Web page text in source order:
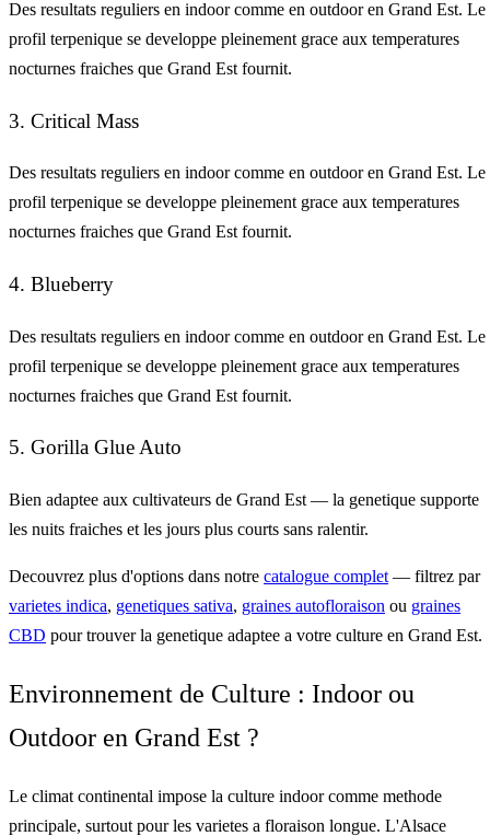
Des resultats reguliers en indoor comme en outdoor en Grand Est. Le
profil terpenique se developpe pleinement grace aux temperatures
nocturnes fraiches que Grand Est fournit.
3. Critical Mass
Des resultats reguliers en indoor comme en outdoor en Grand Est. Le
profil terpenique se developpe pleinement grace aux temperatures
nocturnes fraiches que Grand Est fournit.
4. Blueberry
Des resultats reguliers en indoor comme en outdoor en Grand Est. Le
profil terpenique se developpe pleinement grace aux temperatures
nocturnes fraiches que Grand Est fournit.
5. Gorilla Glue Auto
Bien adaptee aux cultivateurs de Grand Est — la genetique supporte
les nuits fraiches et les jours plus courts sans ralentir.
Decouvrez plus d'options dans notre catalogue complet — filtrez par
varietes indica, genetiques sativa, graines autofloraison ou graines
CBD pour trouver la genetique adaptee a votre culture en Grand Est.
Environnement de Culture : Indoor ou
Outdoor en Grand Est ?
Le climat continental impose la culture indoor comme methode
principale, surtout pour les varietes a floraison longue. L'Alsace